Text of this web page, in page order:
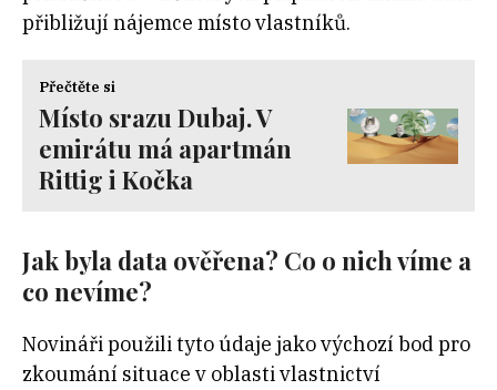
přibližují nájemce místo vlastníků.
Přečtěte si
Místo srazu Dubaj. V
emirátu má apartmán
Rittig i Kočka
Jak byla data ověřena? Co o nich víme a
co nevíme?
Novináři použili tyto údaje jako výchozí bod pro
zkoumání situace v oblasti vlastnictví